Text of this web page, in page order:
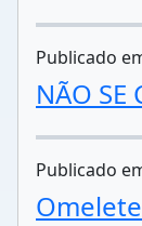
Publicado
NÃO SE
Publicado